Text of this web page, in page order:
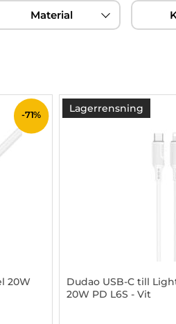
Material
-71%
20W
Lagerrensning
Dudao USB-C till
20W PD L6S - Vit